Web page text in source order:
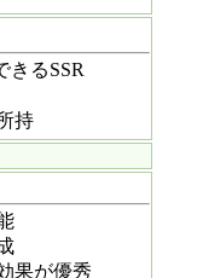
きるSSR
持
果が優秀